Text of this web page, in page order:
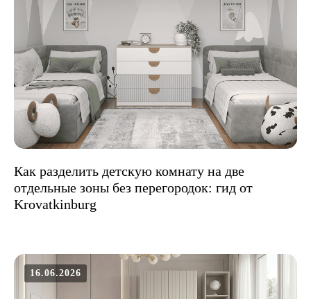
Как разделить детскую комнату на две
отдельные зоны без перегородок: гид от
Krovatkinburg
16.06.2026